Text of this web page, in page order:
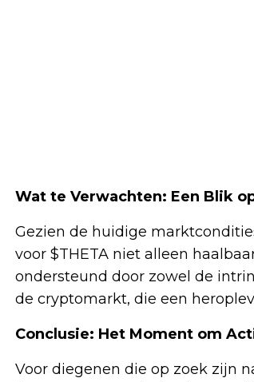
Wat te Verwachten: Een Blik
Gezien de huidige
voor $THETA niet alleen
ondersteund door zowel de
de cryptomarkt, die een
Conclusie: Het Moment om
Voor diegenen die op zoek zijn